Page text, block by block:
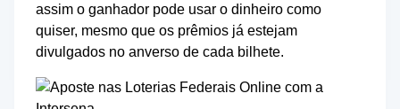
assim o ganhador pode usar o dinheiro como
quiser, mesmo que os prêmios já estejam
divulgados no anverso de cada bilhete.